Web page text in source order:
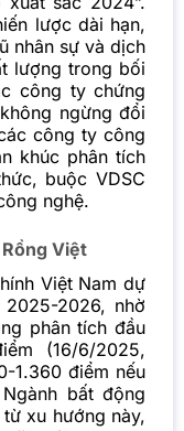
lược dài hạn,
nhân sự và dịch
lượng trong bối
công ty chứng
ngừng đổi
công ty công
khúc phân tích
buộc VDSC
nghệ.
Việt
Việt Nam dự
2026, nhờ
phân tích đầu
(16/6/2025,
1.360 điểm nếu
bất động
xu hướng này,